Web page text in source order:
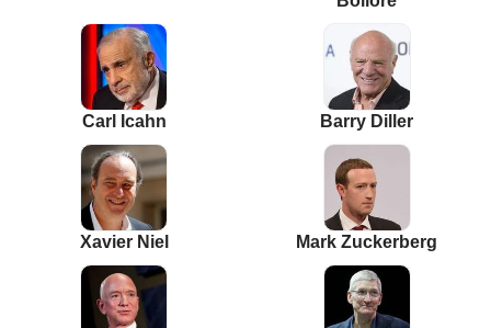
Carl Icahn Barry Diller
Xavier Niel Mark Zuckerberg